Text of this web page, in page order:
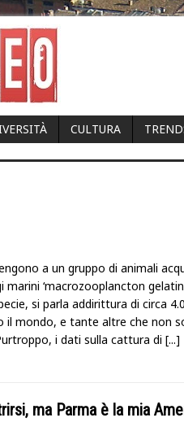
CULTURA
a un gruppo di animali
‘macrozooplancton
si parla addirittura di circa
il mondo, e tante altre che non
i dati sulla cattura di [...]
ma Parma è la mia